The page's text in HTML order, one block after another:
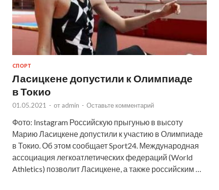
СПОРТ
Ласицкене допустили к Олимпиаде
в Токио
01.05.2021 - от admin - Оставьте комментарий
Фото: Instagram Российскую прыгунью в высоту
Марию Ласицкене допустили к участию в Олимпиаде
в Токио. Об этом сообщает Sport24. Международная
ассоциация легкоатлетических федераций (World
Athletics) позволит Ласицкене, а также российским …